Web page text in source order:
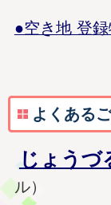
●空き地 登
よくある
じょうづ
ル）